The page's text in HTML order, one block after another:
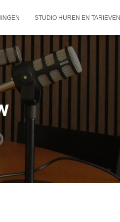
STUDIO HUREN EN TARIEVEN